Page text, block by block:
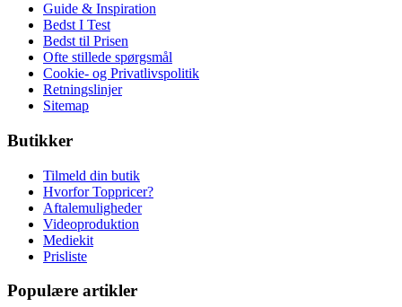
Guide & Inspiration
Bedst I Test
Bedst til Prisen
Ofte stillede spørgsmål
Cookie- og Privatlivspolitik
Retningslinjer
Sitemap
Butikker
Tilmeld din butik
Hvorfor Toppricer?
Aftalemuligheder
Videoproduktion
Mediekit
Prisliste
Populære artikler